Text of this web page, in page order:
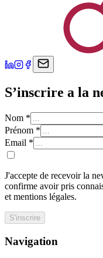
S’inscrire a la
Nom *
Prénom *
Email *
J'accepte de recevoir la
confirme avoir pris
et mentions légales.
S'inscrire
Navigation